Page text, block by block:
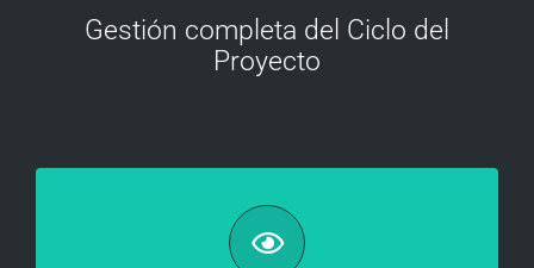
Gestión completa del Ciclo del
Proyecto
Identificación y formulación
Analizamos e identificamos aquellas ideas